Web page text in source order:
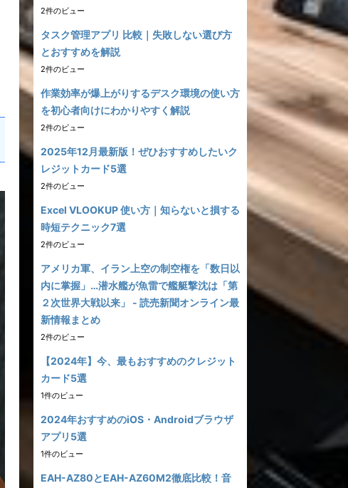
2件のビュー
タスク管理アプリ 比較｜失敗しない選び方
とおすすめを解説
2件のビュー
作業効率が爆上がりするデスク環境の使い方
を初心者向けにわかりやすく解説
2件のビュー
2025年12月最新版！ぜひおすすめしたいク
レジットカード5選
2件のビュー
Excel VLOOKUP 使い方｜知らないと損する
時短テクニック7選
2件のビュー
アメリカ軍、イラン上空の制空権を「数日以
内に掌握」…潜水艦が魚雷で艦艇撃沈は「第
２次世界大戦以来」 - 読売新聞オンライン最
新情報まとめ
2件のビュー
【2024年】今、最もおすすめのクレジット
カード5選
1件のビュー
2024年おすすめのiOS・Androidブラウザ
アプリ5選
1件のビュー
EAH-AZ80とEAH-AZ60M2徹底比較！音